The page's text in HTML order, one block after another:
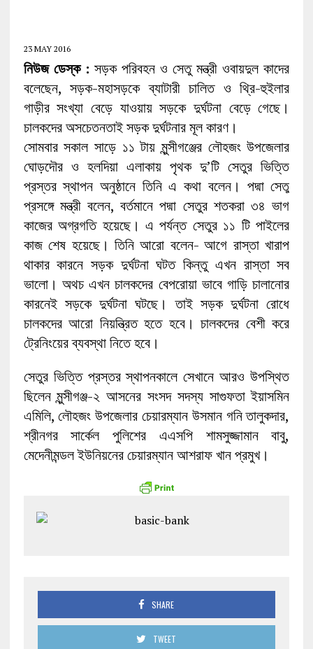
23 MAY 2016
নিউজ ডেস্ক : সড়ক পরিবহন ও সেতু মন্ত্রী ওবায়দুল কাদের
বলেছেন, সড়ক-মহাসড়কে ব্যাটারী চালিত ও থ্রি-হুইলার
গাড়ীর সংখ্যা বেড়ে যাওয়ায় সড়কে দুর্ঘটনা বেড়ে গেছে।
চালকদের অসচেতনতাই সড়ক দুর্ঘটনার মূল কারণ।
সোমবার সকাল সাড়ে ১১ টায় মুন্সীগঞ্জের লৌহজং উপজেলার
ঘোড়দৌর ও হলদিয়া এলাকায় পৃথক দু’টি সেতুর ভিত্তি
প্রস্তর স্থাপন অনুষ্ঠানে তিনি এ কথা বলেন। পদ্মা সেতু
প্রসঙ্গে মন্ত্রী বলেন, বর্তমানে পদ্মা সেতুর শতকরা ৩৪ ভাগ
কাজের অগ্রগতি হয়েছে। এ পর্যন্ত সেতুর ১১ টি পাইলের
কাজ শেষ হয়েছে। তিনি আরো বলেন- আগে রাস্তা খারাপ
থাকার কারনে সড়ক দুর্ঘটনা ঘটত কিন্তু এখন রাস্তা সব
ভালো। অথচ এখন চালকদের বেপরোয়া ভাবে গাড়ি চালানোর
কারনেই সড়কে দুর্ঘটনা ঘটছে। তাই সড়ক দুর্ঘটনা রোধে
চালকদের আরো নিয়ন্ত্রিত হতে হবে। চালকদের বেশী করে
ট্রেনিংয়ের ব্যবস্থা নিতে হবে।
সেতুর ভিত্তি প্রস্তর স্থাপনকালে সেখানে আরও উপস্থিত
ছিলেন মুন্সীগঞ্জ-২ আসনের সংসদ সদস্য সাগুফতা ইয়াসমিন
এমিলি, লৌহজং উপজেলার চেয়ারম্যান উসমান গনি তালুকদার,
শ্রীনগর সার্কেল পুলিশের এএসপি শামসুজ্জামান বাবু,
মেদেনীমন্ডল ইউনিয়নের চেয়ারম্যান আশরাফ খান প্রমুখ।
SHARE
TWEET